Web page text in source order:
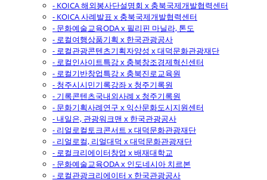
- KOICA 해외봉사단설명회 x 충북국제개발협력센터
- KOICA 사례발표 x 충북국제개발협력센터
- 문화예술교육ODA x 필리핀 마닐라, 톤도
- 로컬여행상품기획 x 한국관광공사
- 로컬관광콘텐츠기획자양성 x 대덕문화관광재단
- 로컬인사이트특강 x 충북창조경제혁신센터
- 로컬기반창업특강 x 충북진로교육원
- 청주시시민기록강좌 x 청주기록원
- 기록콘텐츠국내외사례 x 청주기록원
- 문화기획사례연구 x 익산문화도시지원센터
- 내일은, 관광워크맨 x 한국관광공사
- 리얼로컬토크콘서트 x 대덕문화관광재단
- 리얼로컬, 리얼대덕 x 대덕문화관광재단
- 로컬크리에이터창업 x 배재대학교
- 문화예술교육ODA x 인도네시아 치르본
- 로컬관광크리에이터 x 한국관광공사